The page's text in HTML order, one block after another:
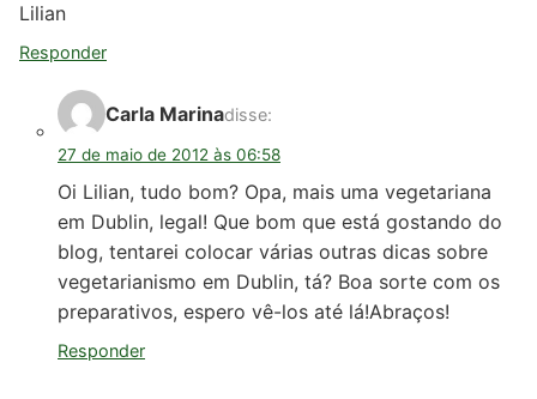
Lilian
Responder
Carla Marinadisse:
27 de maio de 2012 às 06:58
Oi Lilian, tudo bom? Opa, mais uma vegetariana
em Dublin, legal! Que bom que está gostando do
blog, tentarei colocar várias outras dicas sobre
vegetarianismo em Dublin, tá? Boa sorte com os
preparativos, espero vê-los até lá!Abraços!
Responder